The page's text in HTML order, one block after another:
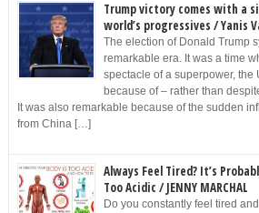
Trump victory comes with a
world’s progressives / Yanis
The election of Donald Trump
remarkable era. It was a time
spectacle of a superpower, the
because of – rather than
It was also remarkable because of the sudden
from China […]
Always Feel Tired? It’s
Too Acidic / JENNY MARCHAL
Do you constantly feel tired